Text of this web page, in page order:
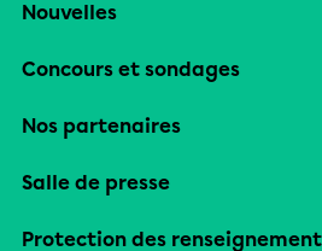
Nouvelles
Concours et sondages
Nos partenaires
Salle de presse
Protection des